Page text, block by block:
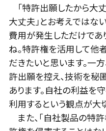
「特許出願したから大
大丈夫」とお考えではな
費用が発生しただけであ
ね。特許権を活用して他
だきたいと思います。一
許出願を控え、技術を秘
あります。自社の利益を
利用するという観点が大
また、「自社製品の特